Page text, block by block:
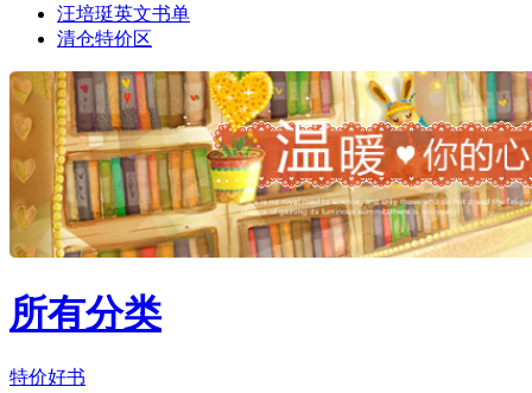
汪培珽英文书单
清仓特价区
所有分类
特价好书